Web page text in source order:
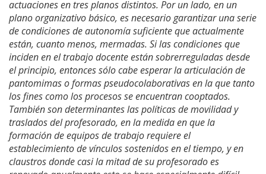
actuaciones en tres planos distintos. Por un lado, en un
plano organizativo básico, es necesario garantizar una serie
de condiciones de autonomía suficiente que actualmente
están, cuanto menos, mermadas. Si las condiciones que
inciden en el trabajo docente están sobrerreguladas desde
el principio, entonces sólo cabe esperar la articulación de
pantomimas o formas pseudocolaborativas en la que tanto
los fines como los procesos se encuentran cooptados.
También son determinantes las políticas de movilidad y
traslados del profesorado, en la medida en que la
formación de equipos de trabajo requiere el
establecimiento de vínculos sostenidos en el tiempo, y en
claustros donde casi la mitad de su profesorado es